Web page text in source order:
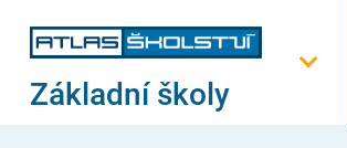
Základní školy